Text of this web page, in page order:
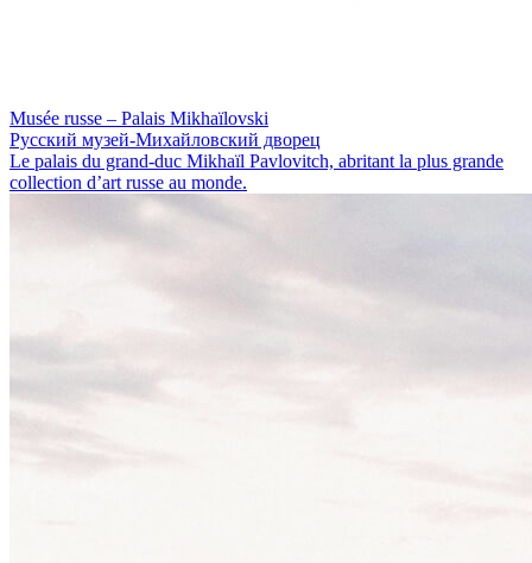
Musée russe – Palais Mikhaïlovski
Русский музей-Михайловский дворец
Le palais du grand-duc Mikhaïl Pavlovitch, abritant la plus grande
collection d’art russe au monde.